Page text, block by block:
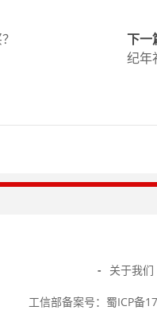
下一
纪年
- 关于我们
工信部备案号：蜀ICP备